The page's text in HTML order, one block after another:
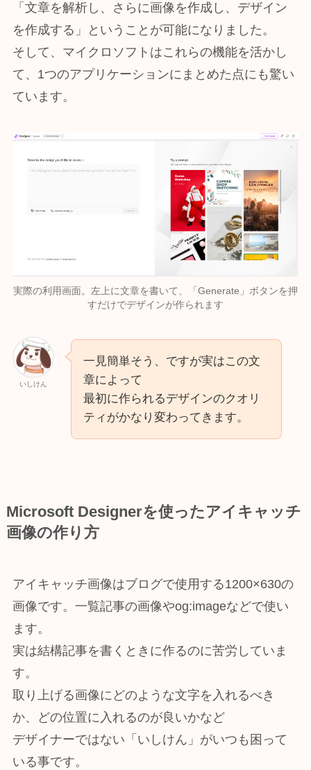
「文章を解析し、さらに画像を作成し、デザイン
を作成する」ということが可能になりました。
そして、マイクロソフトはこれらの機能を活かし
て、1つのアプリケーションにまとめた点にも驚い
ています。
実際の利用画面。左上に文章を書いて、「Generate」ボタンを押
すだけでデザインが作られます
いしけん
一見簡単そう、ですが実はこの文
章によって
最初に作られるデザインのクオリ
ティがかなり変わってきます。
Microsoft Designerを使ったアイキャッチ
画像の作り方
アイキャッチ画像はブログで使用する1200×630の
画像です。一覧記事の画像やog:imageなどで使い
ます。
実は結構記事を書くときに作るのに苦労していま
す。
取り上げる画像にどのような文字を入れるべき
か、どの位置に入れるのが良いかなど
デザイナーではない「いしけん」がいつも困って
いる事です。